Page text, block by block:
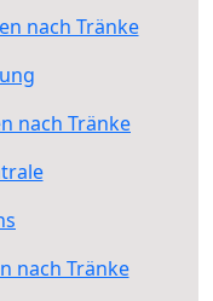
nach Tränke
nach Tränke
nach Tränke